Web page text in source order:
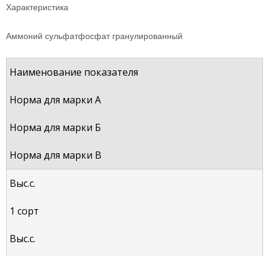
Характеристика
Аммоний сульфатфосфат гранулированный
Наименование показателя
Норма для марки А
Норма для марки Б
Норма для марки В
Выс.с.
1 сорт
Выс.с.